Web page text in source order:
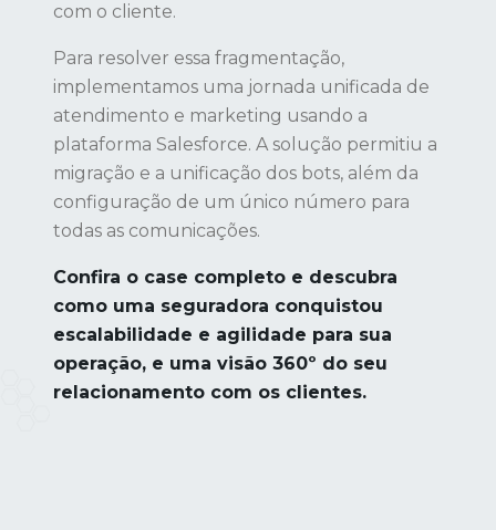
com o cliente.
Para resolver essa fragmentação,
implementamos uma jornada unificada de
atendimento e marketing usando a
plataforma Salesforce. A solução permitiu a
migração e a unificação dos bots, além da
configuração de um único número para
todas as comunicações.
Confira o case completo e descubra
como uma seguradora conquistou
escalabilidade e agilidade para sua
operação, e uma visão 360º do seu
relacionamento com os clientes.